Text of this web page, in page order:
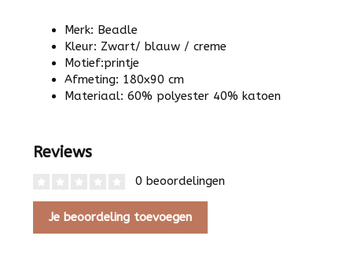
Merk: Beadle
Kleur: Zwart/ blauw / creme
Motief:printje
Afmeting: 180x90 cm
Materiaal: 60% polyester 40% katoen
Reviews
0 beoordelingen
Je beoordeling toevoegen